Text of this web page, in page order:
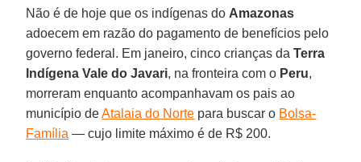
Não é de hoje que os indígenas do Amazonas
adoecem em razão do pagamento de benefícios pelo
governo federal. Em janeiro, cinco crianças da Terra
Indígena Vale do Javari, na fronteira com o Peru,
morreram enquanto acompanhavam os pais ao
município deAtalaia do Norte para buscar o Bolsa-
Família — cujo limite máximo é de R$ 200.